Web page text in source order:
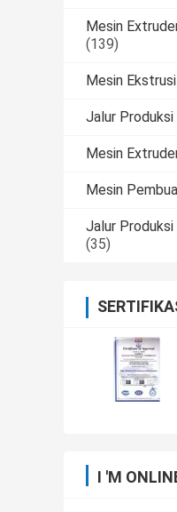
Mesin
(139)
Mesin
Jalur Produksi
Mesin
Mesin
Jalur
(35)
I 'M